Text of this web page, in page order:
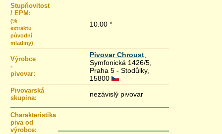
Stupňovitost
/ EPM:
(%
extraktu
původní
mladiny)
10.00 °
Výrobce
-
pivovar:
Pivovar Chroust
Symfonická 1426/5,
Praha 5 - Stodůlky,
15800
Pivovarská
skupina:
nezávislý pivovar
Charakteristika
piva od
výrobce: